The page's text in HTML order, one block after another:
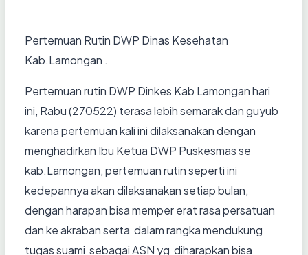
Pertemuan Rutin DWP Dinas Kesehatan
Kab.Lamongan .
Pertemuan rutin DWP Dinkes Kab Lamongan hari
ini, Rabu (270522) terasa lebih semarak dan guyub
karena pertemuan kali ini dilaksanakan dengan
menghadirkan Ibu Ketua DWP Puskesmas se
kab.Lamongan, pertemuan rutin seperti ini
kedepannya akan dilaksanakan setiap bulan,
dengan harapan bisa memper erat rasa persatuan
dan ke akraban serta dalam rangka mendukung
tugas suami sebagai ASN yg diharapkan bisa